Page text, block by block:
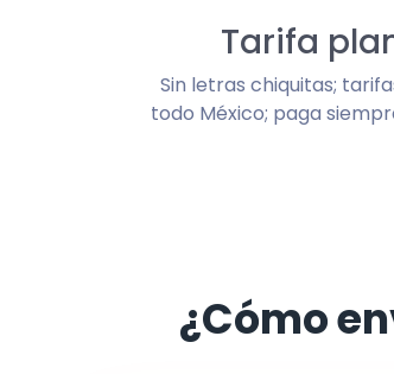
Tarifa
Sin letras chiquitas;
todo México; paga
¿Cómo